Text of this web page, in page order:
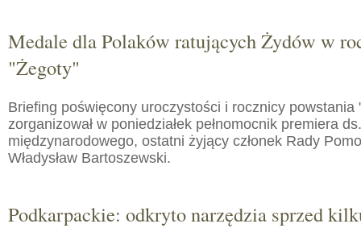
Medale dla Polaków ratujących Żydów w
"Żegoty"
Briefing poświęcony uroczystości i rocznicy powstania
zorganizował w poniedziałek pełnomocnik premiera
międzynarodowego, ostatni żyjący członek Rady
Władysław Bartoszewski.
Podkarpackie: odkryto narzędzia sprzed